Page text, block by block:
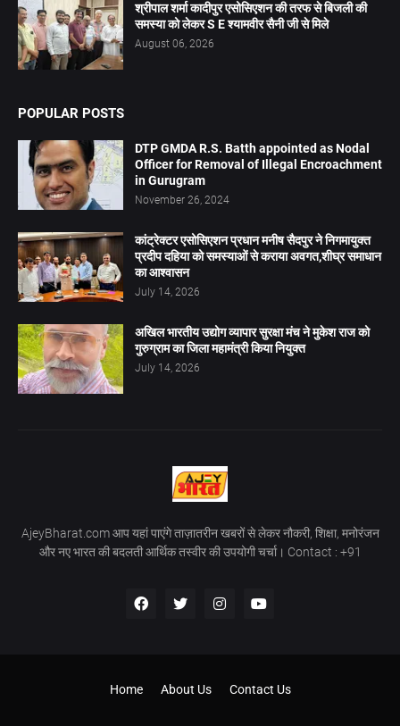
श्रीपाल शर्मा कादीपुर एसोसिएशन की तरफ से बिजली की
समस्या को लेकर S E श्यामवीर सैनी जी से मिले
August 06, 2026
POPULAR POSTS
DTP GMDA R.S. Batth appointed as Nodal
Officer for Removal of Illegal Encroachment
in Gurugram
November 26, 2024
कांट्रेक्टर एसोसिएशन प्रधान मनीष सैदपुर ने निगमायुक्त
प्रदीप दहिया को समस्याओं से कराया अवगत,शीघ्र समाधान
का आश्वासन
July 14, 2026
अखिल भारतीय उद्योग व्यापार सुरक्षा मंच ने मुकेश राज को
गुरुग्राम का जिला महामंत्री किया नियुक्त
July 14, 2026
AjeyBharat.com आप यहां पाएंगे ताज़ातरीन खबरों से लेकर नौकरी, शिक्षा, मनोरंजन
और नए भारत की बदलती आर्थिक तस्वीर की उपयोगी चर्चा। Contact : +91
Home About Us Contact Us